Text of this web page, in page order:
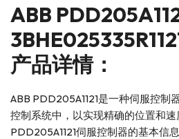
ABB
产品详情：
ABB PDD205A1121是一种伺服控制
控制系统中，以实现精确的位置和
PDD205A1121伺服控制器的基本信息